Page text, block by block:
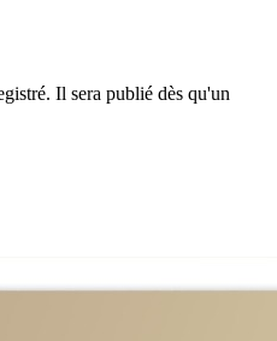
Il sera publié dès qu'un